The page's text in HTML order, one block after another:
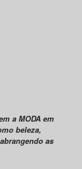
a MODA em
beleza,
as